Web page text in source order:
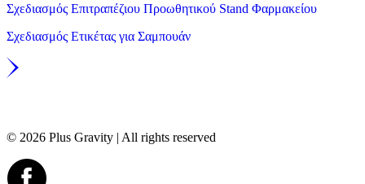
Σχεδιασμός Επιτραπέζιου Προωθητικού Stand Φαρμακείου
Σχεδιασμός Ετικέτας για Σαμπουάν
© 2026 Plus Gravity | All rights reserved